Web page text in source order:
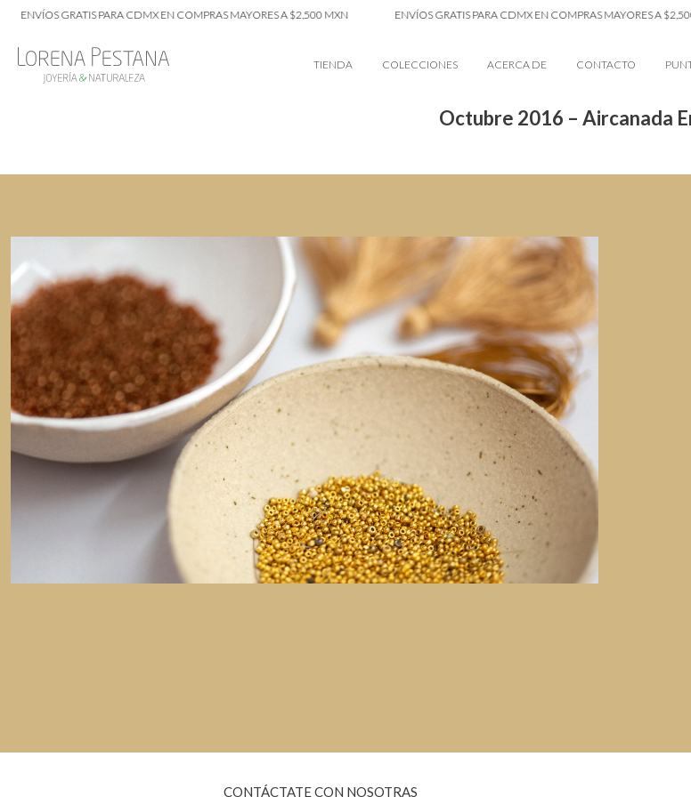
ENVÍOS GRATIS PARA CDMX EN COMPRAS MAYORES A $2,500 MXN ENVÍOS GRATIS PARA CDMX EN COMPRAS MAYORES A $2,500
TIENDA COLECCIONES ACERCA DE CONTACTO
Octubre 2016 – Aircanada
CONTÁCTATE CON NOSOTRAS